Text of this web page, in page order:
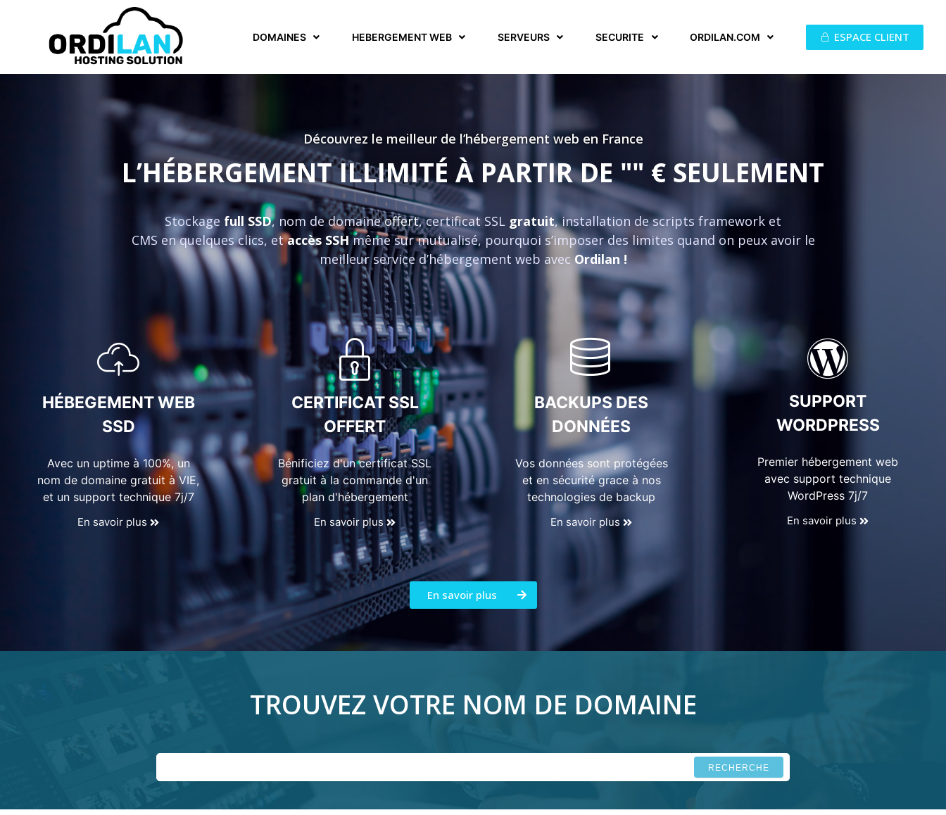
DOMAINES HEBERGEMENT WEB SERVEURS SECURITE ORDILAN.COM ESPACE CLIENT
Découvrez le meilleur de l’hébergement web en France
L’HÉBERGEMENT ILLIMITÉ À PARTIR DE "" € SEULEMENT
Stockage full SSD, nom de domaineoffert, certificat SSL gratuit, installation de scripts framework et
CMS en quelques clics, etaccès SSHmême sur mutualisé, pourquoi s’imposer des limites quand on peux avoir le
meilleur service d’hébergement web avec Ordilan !
HÉBEGEMENT WEB
SSD
Avec un uptime à 100%, un
nom de domaine gratuit à VIE,
et un support technique 7j/7
En savoir plus
CERTIFICAT SSL
OFFERT
Bénificiez d'un certificat SSL
gratuit à la commande d'un
plan d'hébergement
En savoir plus
BACKUPS DES
DONNÉES
Vos données sont protégées
et en sécurité grace à nos
technologies de backup
En savoir plus
SUPPORT
WORDPRESS
Premier hébergement web
avec support technique
WordPress 7j/7
En savoir plus
En savoir plus
TROUVEZ VOTRE NOM DE DOMAINE
RECHERCHE